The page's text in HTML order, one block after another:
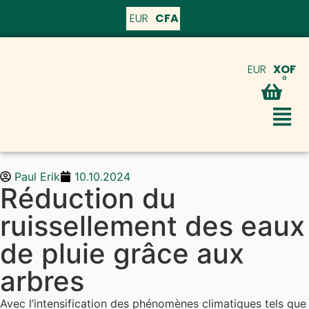
EUR CFA
EUR XOF
0
Paul Erik 10.10.2024
Réduction du
ruissellement des eaux
de pluie grâce aux
arbres
Avec l’intensification des phénomènes climatiques tels que